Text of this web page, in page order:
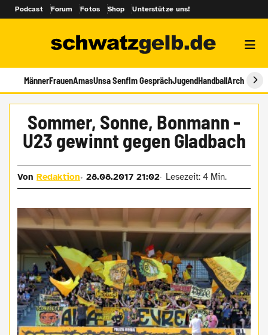
Podcast Forum Fotos Shop Unterstütze uns!
MännerFrauenAmasUnsa SenfIm GesprächJugendHandballArchiv
​Sommer, Sonne, Bonmann -
U23 gewinnt gegen Gladbach
VonRedaktion 28.08.2017 21:02 Lesezeit: 4 Min.